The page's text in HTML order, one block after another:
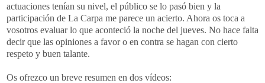
actuaciones tenían su nivel, el público se lo pasó bien y la
participación de La Carpa me parece un acierto. Ahora os toca a
vosotros evaluar lo que aconteció la noche del jueves. No hace falta
decir que las opiniones a favor o en contra se hagan con cierto
respeto y buen talante.
Os ofrezco un breve resumen en dos vídeos: